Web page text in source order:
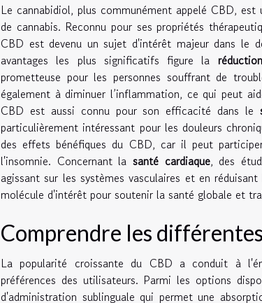
Le cannabidiol, plus communément appelé CBD,
de cannabis. Reconnu pour ses propriétés
CBD est devenu un sujet d'intérêt majeur dans le
avantages les plus significatifs figure la
prometteuse pour les personnes souffrant de
également à diminuer l’inflammation, ce qui peut
CBD est aussi connu pour son efficacité dans le
particulièrement intéressant pour les douleurs
des effets bénéfiques du CBD, car il peut
l'insomnie. Concernant la santé cardiaque, des
agissant sur les systèmes vasculaires et en
molécule d'intérêt pour soutenir la santé globale et
Comprendre les
La popularité croissante du CBD a conduit à
préférences des utilisateurs. Parmi les options
d'administration sublinguale qui permet une